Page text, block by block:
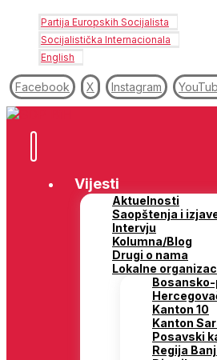
Partija Europskih Socijalista
Socijalistička Internacionala
English
Facebook X Instagram
Vijesti
Aktuelnosti
Saopštenja i
Intervju
Kolumna/Blog
Drugi o nama
Lokalne
Kanton 10
Kanton
Posavski
Regija